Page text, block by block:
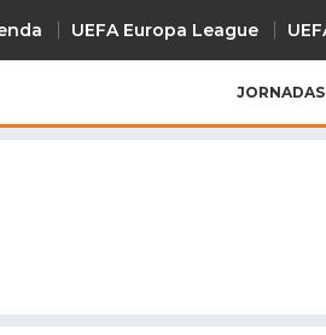
UEFA Europa League
JORNADAS